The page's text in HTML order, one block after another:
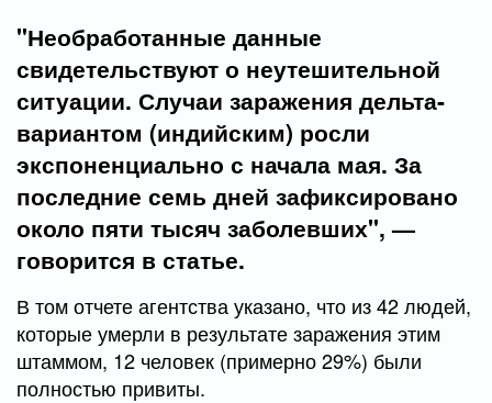
"Необработанные данные
свидетельствуют о неутешительной
ситуации. Случаи заражения дельта-
вариантом (индийским) росли
экспоненциально с начала мая. За
последние семь дней зафиксировано
около пяти тысяч заболевших", —
говорится в статье.
В том отчете агентства указано, что из 42 людей,
которые умерли в результате заражения этим
штаммом, 12 человек (примерно 29%) были
полностью привиты.